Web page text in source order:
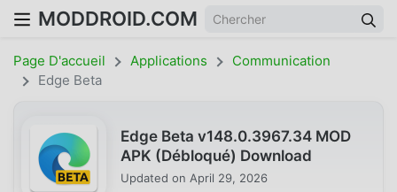
MODDROID.COM
Page D'accueil Applications
Communication
Edge Beta
Edge Beta v148.0.3967.34 MOD
APK (Débloqué) Download
Updated on April 29, 2026